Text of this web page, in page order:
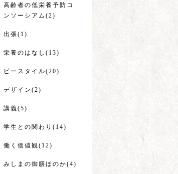
高齢者の低栄養予防コ
ンソーシアム(2)
出張(1)
栄養のはなし(13)
ビースタイル(20)
デザイン(2)
講義(5)
学生との関わり(14)
働く価値観(12)
みしまの御膳ほのか(4)